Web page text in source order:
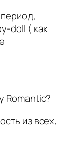
doll ( как
Romantic?
из всех,